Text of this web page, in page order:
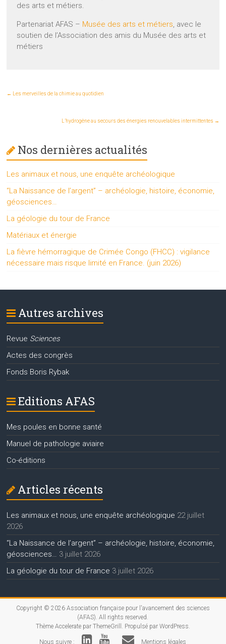
des arts et métiers.
Partenariat AFAS – Musée des arts et métiers , avec le
soutien de l’Association des amis du Musée des arts et
métiers
← Les merveilles de la chimie au quotidien
L’hydrogène au secours des énergies renouvelables intermittentes →
Nos dernières actualités
Les animaux et nous, une enquête archéologique
“La Naissance de l’argent” – archéologie, histoire, économie,
géosciences…
La géologie du tour de France
Matériaux et énergie
La fièvre hémorragique de Crimée Congo (FHCC) : vigilance
nécessaire mais risque limité en France. (juin 2026)
Autres archives
Revue Sciences
Actes des congrès
Fonds Boris Rybak
Editions AFAS
Mes poules en bonne santé
Manuel de pathologie aviaire
Co-éditions
Articles récents
Les animaux et nous, une enquête archéologique 22 juillet
2026
“La Naissance de l’argent” – archéologie, histoire, économie,
géosciences…
3 juillet 2026
La géologie du tour de France 3 juillet 2026
Copyright © 2026 Association française pour l'avancement des sciences
(AFAS) . All rights reserved.
Thème Acceleratepar ThemeGrill. Propulsé par WordPress
Nous suivre : Mentions légales